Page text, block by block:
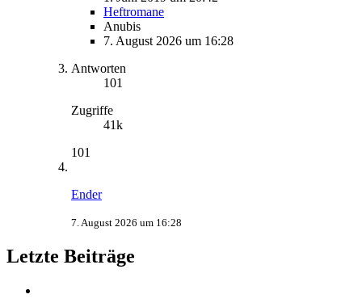
Heftromane
Anubis
7. August 2026 um 16:28
Antworten
101
Zugriffe
41k
101
Ender
7. August 2026 um 16:28
Letzte Beiträge